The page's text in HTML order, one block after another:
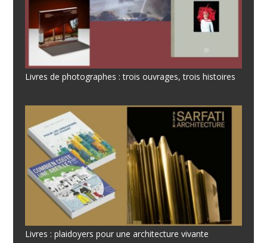
Livres de photographes : trois ouvrages, trois histoires
Livres : plaidoyers pour une architecture vivante